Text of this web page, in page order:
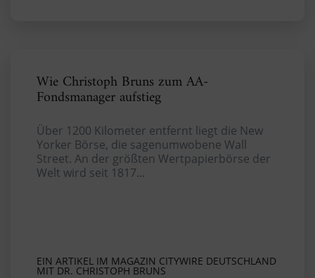
Wie Christoph Bruns zum AA-
Fondsmanager aufstieg
Über 1200 Kilometer entfernt liegt die New
Yorker Börse, die sagenumwobene Wall
Street. An der größten Wertpapierbörse der
Welt wird seit 1817...
EIN ARTIKEL IM MAGAZIN CITYWIRE DEUTSCHLAND
MIT DR. CHRISTOPH BRUNS